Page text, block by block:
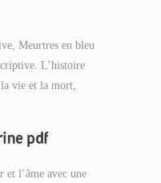
Meurtres en bleu
L’histoire
vie et la mort,
pdf
l’âme avec une